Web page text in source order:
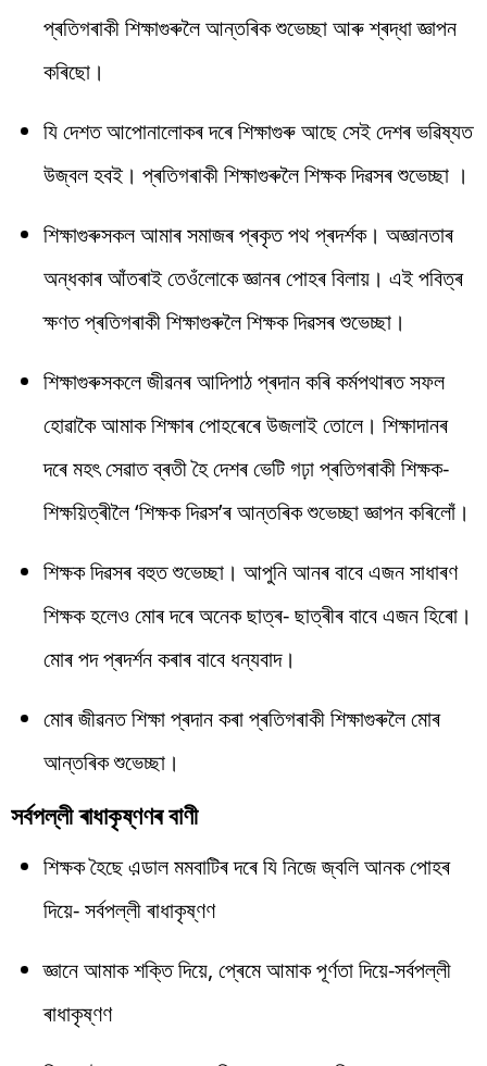
প্ৰতিগৰাকী শিক্ষাগুৰুলৈ আন্তৰিক শুভেচ্ছা আৰু শ্ৰদ্ধা জ্ঞাপন
কৰিছো।
যি দেশত আপোনালোকৰ দৰে শিক্ষাগুৰু আছে সেই দেশৰ ভৱিষ্যত
উজ্বল হবই। প্ৰতিগৰাকী শিক্ষাগুৰুলৈ শিক্ষক দিৱসৰ শুভেচ্ছা ।
শিক্ষাগুৰুসকল আমাৰ সমাজৰ প্ৰকৃত পথ প্ৰদৰ্শক। অজ্ঞানতাৰ
অন্ধকাৰ আঁতৰাই তেওঁলোকে জ্ঞানৰ পোহৰ বিলায়। এই পবিত্ৰ
ক্ষণত প্ৰতিগৰাকী শিক্ষাগুৰুলৈ শিক্ষক দিৱসৰ শুভেচ্ছা।
শিক্ষাগুৰুসকলে জীৱনৰ আদিপাঠ প্ৰদান কৰি কৰ্মপথাৰত সফল
হোৱাকৈ আমাক শিক্ষাৰ পোহৰেৰে উজলাই তোলে। শিক্ষাদানৰ
দৰে মহৎ সেৱাত ব্ৰতী হৈ দেশৰ ভেটি গঢ়া প্ৰতিগৰাকী শিক্ষক-
শিক্ষয়িত্ৰীলৈ ‘শিক্ষক দিৱস’ৰ আন্তৰিক শুভেচ্ছা জ্ঞাপন কৰিলোঁ।
শিক্ষক দিৱসৰ বহুত শুভেচ্ছা। আপুনি আনৰ বাবে এজন সাধাৰণ
শিক্ষক হলেও মোৰ দৰে অনেক ছাত্ৰ- ছাত্ৰীৰ বাবে এজন হিৰো।
মোৰ পদ প্ৰদৰ্শন কৰাৰ বাবে ধন্যবাদ।
মোৰ জীৱনত শিক্ষা প্ৰদান কৰা প্ৰতিগৰাকী শিক্ষাগুৰুলৈ মোৰ
আন্তৰিক শুভেচ্ছা।
সৰ্বপল্লী ৰাধাকৃষ্ণণৰ বাণী
শিক্ষক হৈছে এ়ডাল মমবাটিৰ দৰে যি নিজে জ্বলি আনক পোহৰ
দিয়ে- সৰ্বপল্লী ৰাধাকৃষ্ণণ
জ্ঞানে আমাক শক্তি দিয়ে, প্ৰেমে আমাক পূৰ্ণতা দিয়ে-সৰ্বপল্লী
ৰাধাকৃষ্ণণ